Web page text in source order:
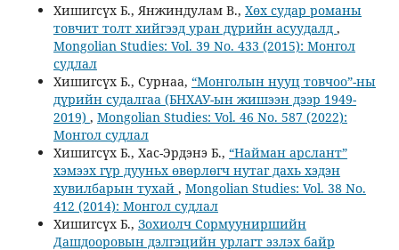
Хишигсүх Б., Янжиндулам В., Хөх судар романы
товчит толт хийгээд уран дүрийн асуудалд ,
Mongolian Studies: Vol. 39 No. 433 (2015): Монгол
судлал
Хишигсүх Б., Сурнаа, “Монголын нууц товчоо”-ны
дүрийн судалгаа (БНХАУ-ын жишээн дээр 1949-
2019) , Mongolian Studies: Vol. 46 No. 587 (2022):
Монгол судлал
Хишигсүх Б., Хас-Эрдэнэ Б., “Найман арслант”
хэмээх гүр дууньх өвөрлөгч нутаг дахь хэдэн
хувилбарын тухай , Mongolian Studies: Vol. 38 No.
412 (2014): Монгол судлал
Хишигсүх Б., Зохиолч Сормууниршийн
Дашдооровын дэлгэцийн урлагт эзлэх байр